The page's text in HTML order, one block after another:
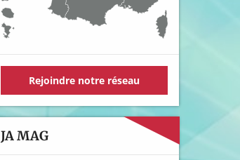
Rejoindre notre réseau
JA MAG